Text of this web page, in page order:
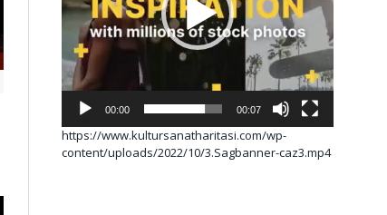
00:00 00:07
https://www.kultursanatharitasi.com/wp-
content/uploads/2022/10/3.Sagbanner-caz3.mp4